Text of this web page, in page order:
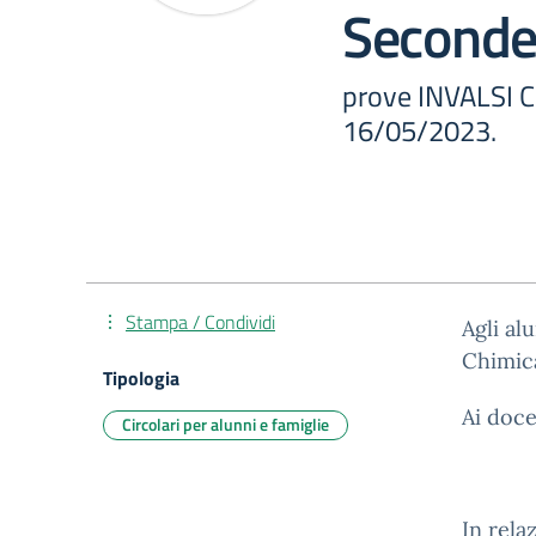
Seconde
prove INVALSI
16/05/2023.
Agli
Ai
In
Stampa / Condividi
Tipologia
Circolari per alunni e famiglie